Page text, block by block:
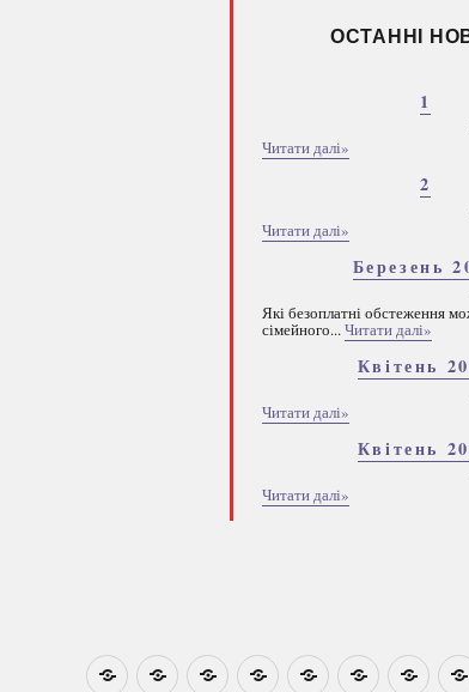
ОСТАННІ
1
Читати далі»
2
Читати далі»
Березень
Які безоплатні обстеження
сімейного...Читати далі»
Квітень
Читати далі»
Квітень
Читати далі»
НовиниНавчально-
Ми
Звіти Про
План